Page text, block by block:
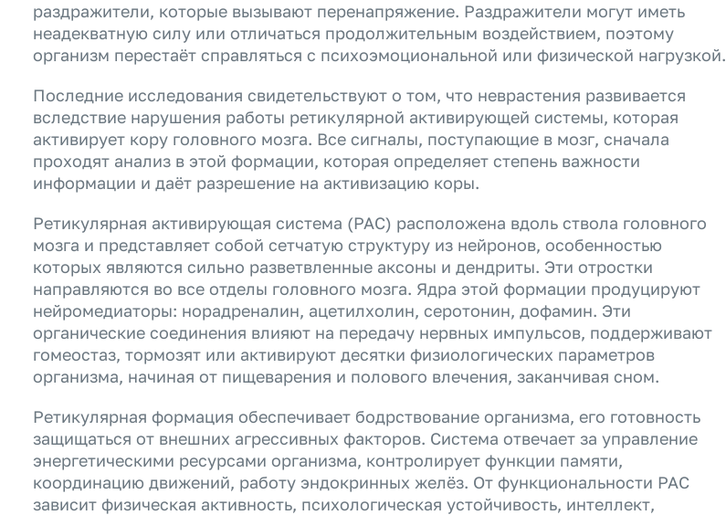
раздражители, которые вызывают перенапряжение. Раздражители могут иметь
неадекватную силу или отличаться продолжительным воздействием, поэтому
организм перестаёт справляться с психоэмоциональной или физической нагрузкой.
Последние исследования свидетельствуют о том, что неврастения развивается
вследствие нарушения работы ретикулярной активирующей системы, которая
активирует кору головного мозга. Все сигналы, поступающие в мозг, сначала
проходят анализ в этой формации, которая определяет степень важности
информации и даёт разрешение на активизацию коры.
Ретикулярная активирующая система (РАС) расположена вдоль ствола головного
мозга и представляет собой сетчатую структуру из нейронов, особенностью
которых являются сильно разветвленные аксоны и дендриты. Эти отростки
направляются во все отделы головного мозга. Ядра этой формации продуцируют
нейромедиаторы: норадреналин, ацетилхолин, серотонин, дофамин. Эти
органические соединения влияют на передачу нервных импульсов, поддерживают
гомеостаз, тормозят или активируют десятки физиологических параметров
организма, начиная от пищеварения и полового влечения, заканчивая сном.
Ретикулярная формация обеспечивает бодрствование организма, его готовность
защищаться от внешних агрессивных факторов. Система отвечает за управление
энергетическими ресурсами организма, контролирует функции памяти,
координацию движений, работу эндокринных желёз. От функциональности РАС
зависит физическая активность, психологическая устойчивость, интеллект,